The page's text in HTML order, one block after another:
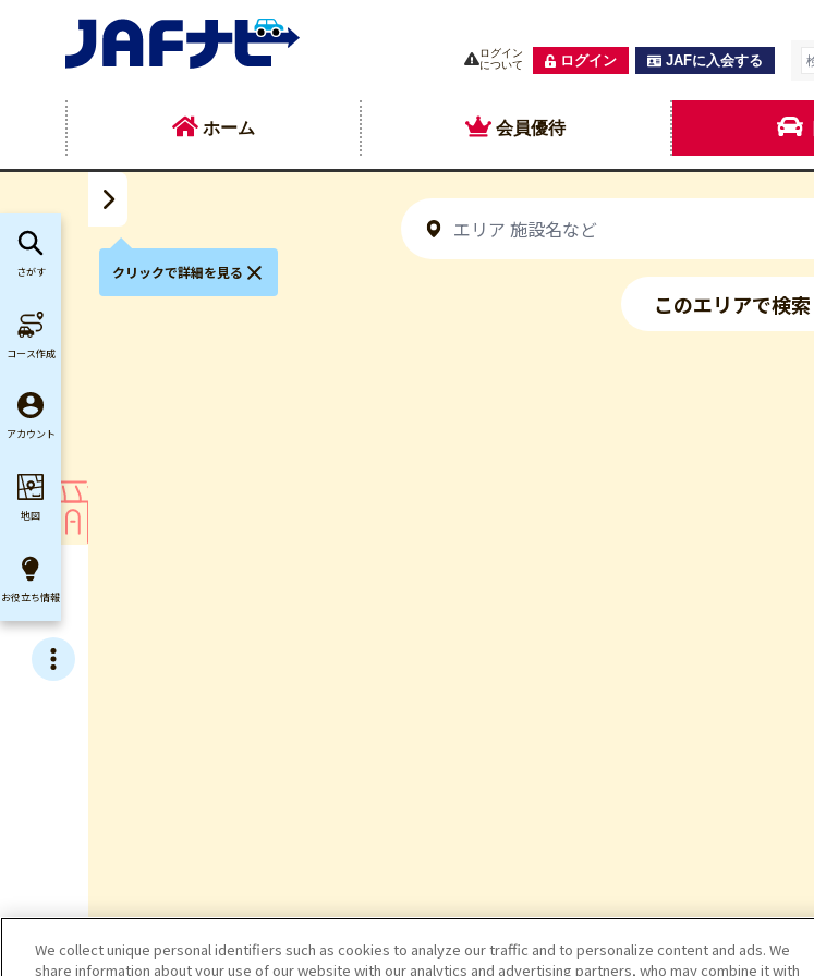
ログイン
について
ログイン JAFに入会する
ホーム 会員優待
このエリアで検索
クリックで詳細を見る
さがす
コース作成
アカウント
地図
お役立ち情報
We collect unique personal identifiers such as cookies to analyze our traffic and to personalize content and ads. We
share information about your use of our website with our analytics and advertising partners, who may combine it with